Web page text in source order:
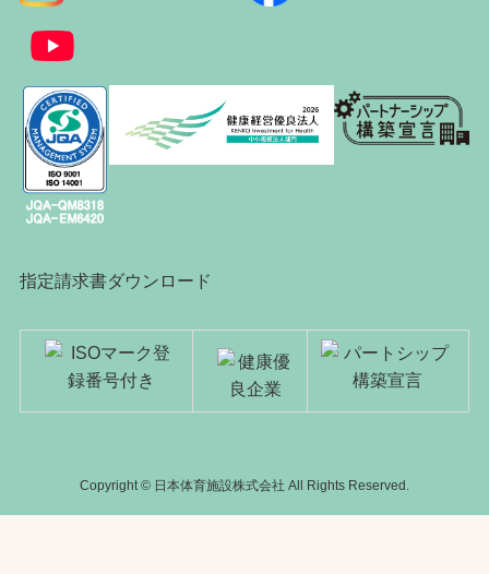
指定請求書ダウンロード
Copyright © 日本体育施設株式会社 All Rights Reserved.